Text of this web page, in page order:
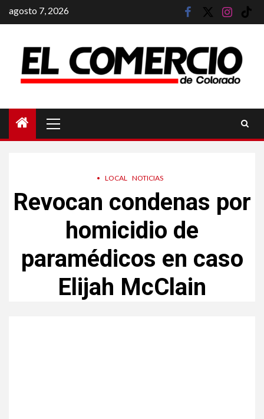
Saltar
al
agosto 7, 2026 facebook
twitterinstagram
tik
principal
• LOCAL NOTICIAS
Revocan condenas por
homicidio de
paramédicos en caso
Elijah McClain